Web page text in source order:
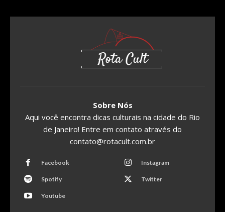
Sobre Nós
Aqui você encontra dicas culturais na cidade do Rio
de Janeiro! Entre em contato através do
contato@rotacult.com.br
Facebook Instagram
Spotify Twitter
Youtube